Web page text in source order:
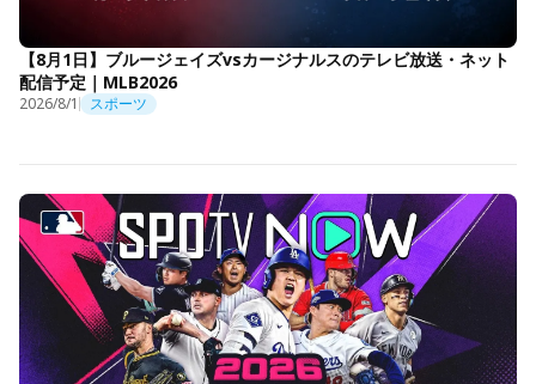
【8月1日】ブルージェイズvsカージナルスのテレビ放送・ネット
配信予定｜MLB2026
2026/8/1 スポーツ